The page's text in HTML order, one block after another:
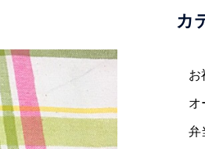
カ
お
オ
弁